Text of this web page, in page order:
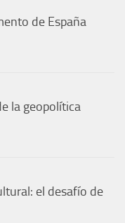
de España
la geopolítica
el desafío de